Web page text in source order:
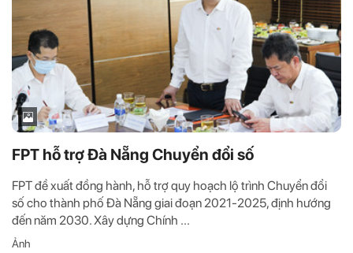
FPT hỗ trợ Đà Nẵng Chuyển đổi số
FPT đề xuất đồng hành, hỗ trợ quy hoạch lộ trình Chuyển đổi
số cho thành phố Đà Nẵng giai đoạn 2021-2025, định hướng
đến năm 2030. Xây dựng Chính ...
Ảnh